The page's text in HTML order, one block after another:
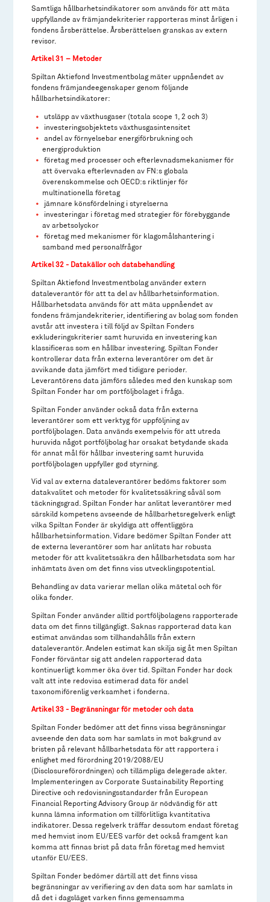
Samtliga hållbarhetsindikatorer som används för att mäta
uppfyllande av främjandekriterier rapporteras minst årligen i
fondens årsberättelse. Årsberättelsen granskas av extern
revisor.
Artikel 31 – Metoder
Spiltan Aktiefond Investmentbolag mäter uppnåendet av
fondens främjandeegenskaper genom följande
hållbarhetsindikatorer:
utsläpp av växthusgaser (totala scope 1, 2 och 3)
investeringsobjektets växthusgasintensitet
andel av förnyelsebar energiförbrukning och
energiproduktion
företag med processer och efterlevnadsmekanismer för
att övervaka efterlevnaden av FN:s globala
överenskommelse och OECD:s riktlinjer för
multinationella företag
jämnare könsfördelning i styrelserna
investeringar i företag med strategier för förebyggande
av arbetsolyckor
företag med mekanismer för klagomålshantering i
samband med personalfrågor
Artikel 32 - Datakällor och databehandling
Spiltan Aktiefond Investmentbolag använder extern
dataleverantör för att ta del av hållbarhetsinformation.
Hållbarhetsdata används för att mäta uppnåendet av
fondens främjandekriterier, identifiering av bolag som fonden
avstår att investera i till följd av Spiltan Fonders
exkluderingskriterier samt huruvida en investering kan
klassificeras som en hållbar investering. Spiltan Fonder
kontrollerar data från externa leverantörer om det är
avvikande data jämfört med tidigare perioder.
Leverantörens data jämförs således med den kunskap som
Spiltan Fonder har om portföljbolaget i fråga.
Spiltan Fonder använder också data från externa
leverantörer som ett verktyg för uppföljning av
portföljbolagen. Data används exempelvis för att utreda
huruvida något portföljbolag har orsakat betydande skada
för annat mål för hållbar investering samt huruvida
portföljbolagen uppfyller god styrning.
Vid val av externa dataleverantörer bedöms faktorer som
datakvalitet och metoder för kvalitetssäkring såväl som
täckningsgrad. Spiltan Fonder har anlitat leverantörer med
särskild kompetens avseende de hållbarhetsregelverk enligt
vilka Spiltan Fonder är skyldiga att offentliggöra
hållbarhetsinformation. Vidare bedömer Spiltan Fonder att
de externa leverantörer som har anlitats har robusta
metoder för att kvalitetssäkra den hållbarhetsdata som har
inhämtats även om det finns viss utvecklingspotential.
Behandling av data varierar mellan olika mätetal och för
olika fonder.
Spiltan Fonder använder alltid portföljbolagens rapporterade
data om det finns tillgängligt. Saknas rapporterad data kan
estimat användas som tillhandahålls från extern
dataleverantör. Andelen estimat kan skilja sig åt men Spiltan
Fonder förväntar sig att andelen rapporterad data
kontinuerligt kommer öka över tid. Spiltan Fonder har dock
valt att inte redovisa estimerad data för andel
taxonomiförenlig verksamhet i fonderna.
Artikel 33 - Begränsningar för metoder och data
Spiltan Fonder bedömer att det finns vissa begränsningar
avseende den data som har samlats in mot bakgrund av
bristen på relevant hållbarhetsdata för att rapportera i
enlighet med förordning 2019/2088/EU
(Disclosureförordningen) och tillämpliga delegerade akter.
Implementeringen av Corporate Sustainability Reporting
Directive och redovisningsstandarder från European
Financial Reporting Advisory Group är nödvändig för att
kunna lämna information om tillförlitliga kvantitativa
indikatorer. Dessa regelverk träffar dessutom endast företag
med hemvist inom EU/EES varför det också framgent kan
komma att finnas brist på data från företag med hemvist
utanför EU/EES.
Spiltan Fonder bedömer därtill att det finns vissa
begränsningar av verifiering av den data som har samlats in
då det i dagsläget varken finns gemensamma